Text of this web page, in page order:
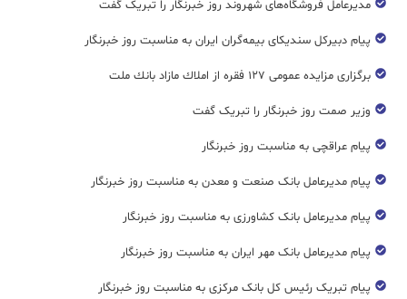
مدیرعامل فروشگاه‌های شهروند روز خبرنگار را تبریک گفت
پیام دبیرکل سندیکای بیمه‌گران ایران به مناسبت روز خبرنگار
برگزاری مزایده عمومی ۱۲۷ فقره از املاك مازاد بانك ملت
وزیر صمت روز خبرنگار را تبریک گفت
پیام عراقچی به مناسبت روز خبرنگار
پیام مدیرعامل بانک صنعت و معدن به مناسبت روز خبرنگار
پیام مدیرعامل بانک کشاورزی به مناسبت روز خبرنگار
پیام مدیرعامل بانک مهر ایران به مناسبت روز خبرنگار
پیام تبریک رئیس کل بانک مرکزی به مناسبت روز خبرنگار